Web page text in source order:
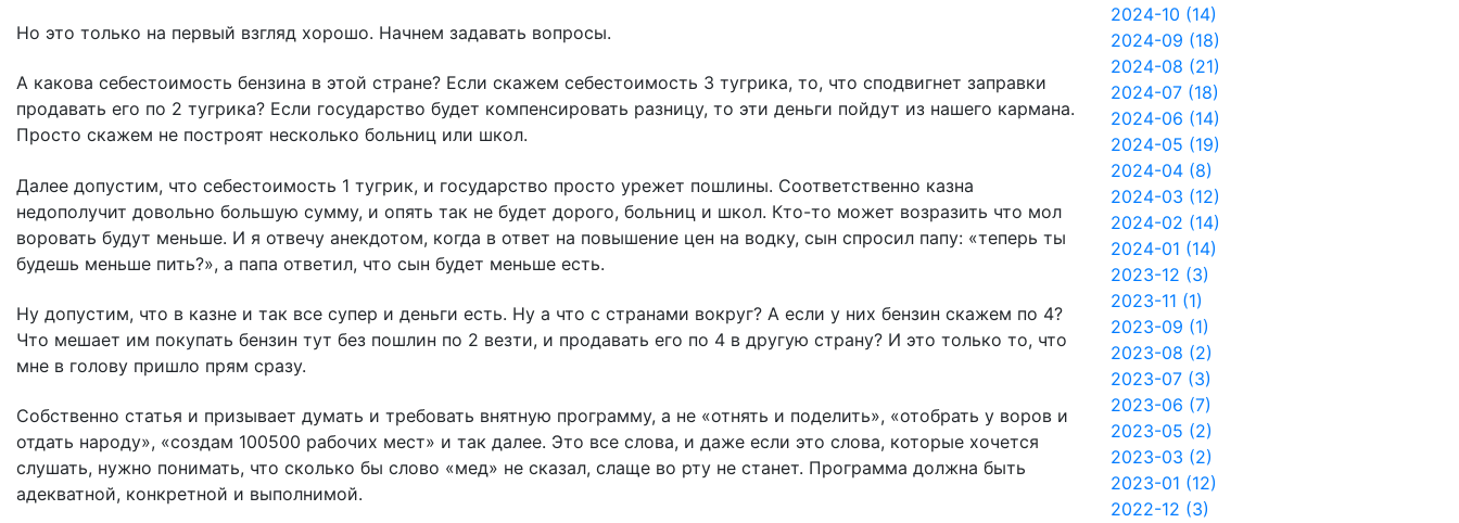
Но это только на первый взгляд хорошо. Начнем задавать вопросы.
А какова себестоимость бензина в этой стране? Если скажем себестоимость 3 тугрика, то, что сподвигнет заправки
продавать его по 2 тугрика? Если государство будет компенсировать разницу, то эти деньги пойдут из нашего кармана.
Просто скажем не построят несколько больниц или школ.
Далее допустим, что себестоимость 1 тугрик, и государство просто урежет пошлины. Соответственно казна
недополучит довольно большую сумму, и опять так не будет дорого, больниц и школ. Кто-то может возразить что мол
воровать будут меньше. И я отвечу анекдотом, когда в ответ на повышение цен на водку, сын спросил папу: «теперь ты
будешь меньше пить?», а папа ответил, что сын будет меньше есть.
Ну допустим, что в казне и так все супер и деньги есть. Ну а что с странами вокруг? А если у них бензин скажем по 4?
Что мешает им покупать бензин тут без пошлин по 2 везти, и продавать его по 4 в другую страну? И это только то, что
мне в голову пришло прям сразу.
Собственно статья и призывает думать и требовать внятную программу, а не «отнять и поделить», «отобрать у воров и
отдать народу», «создам 100500 рабочих мест» и так далее. Это все слова, и даже если это слова, которые хочется
слушать, нужно понимать, что сколько бы слово «мед» не сказал, слаще во рту не станет. Программа должна быть
адекватной, конкретной и выполнимой.
2024-10 (14)
2024-09 (18)
2024-08 (21)
2024-07 (18)
2024-06 (14)
2024-05 (19)
2024-04 (8)
2024-03 (12)
2024-02 (14)
2024-01 (14)
2023-12 (3)
2023-11 (1)
2023-09 (1)
2023-08 (2)
2023-07 (3)
2023-06 (7)
2023-05 (2)
2023-03 (2)
2023-01 (12)
2022-12 (3)